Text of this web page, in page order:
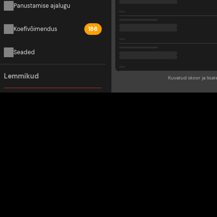
Panustamise ajalugu
Koefivõimendus 186
Seaded
Lemmikud Kuvatud skoor ja